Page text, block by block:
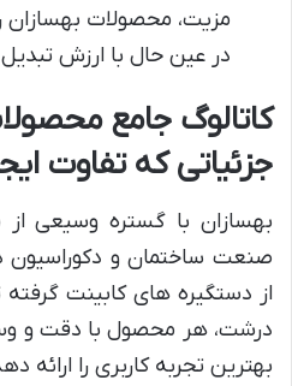
مزیت، محصولات بهسازان
در عین حال با ارزش
کاتالوگ جامع
جزئیاتی که تفاوت
بهسازان با گستره وسیعی از
صنعت ساختمان و
از دستگیره های کابینت
درشت، هر محصول با دقت و
بهترین تجربه کاربری را ارائه